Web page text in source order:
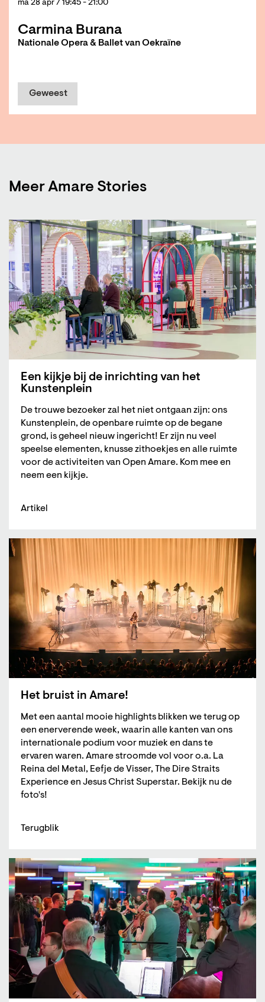
Carmina Burana
Nationale Opera & Ballet van Oekraïne
ma 28 apr / 19:45 - 21:00
Geweest
Meer Amare Stories
Een kijkje bij de inrichting van het
Kunstenplein
De trouwe bezoeker zal het niet ontgaan zijn: ons
Kunstenplein, de openbare ruimte op de begane
grond, is geheel nieuw ingericht! Er zijn nu veel
speelse elementen, knusse zithoekjes en alle ruimte
voor de activiteiten van Open Amare. Kom mee en
neem een kijkje.
Artikel
Het bruist in Amare!
Met een aantal mooie highlights blikken we terug op
een enerverende week, waarin alle kanten van ons
internationale podium voor muziek en dans te
ervaren waren. Amare stroomde vol voor o.a. La
Reina del Metal, Eefje de Visser, The Dire Straits
Experience en Jesus Christ Superstar. Bekijk nu de
foto's!
Terugblik